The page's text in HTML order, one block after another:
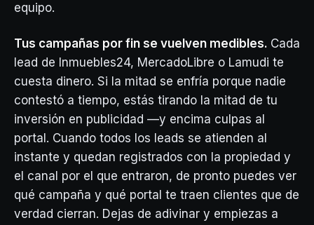
equipo.
Tus campañas por fin se vuelven medibles. Cada
lead de Inmuebles24, MercadoLibre o Lamudi te
cuesta dinero. Si la mitad se enfría porque nadie
contestó a tiempo, estás tirando la mitad de tu
inversión en publicidad —y encima culpas al
portal. Cuando todos los leads se atienden al
instante y quedan registrados con la propiedad y
el canal por el que entraron, de pronto puedes ver
qué campaña y qué portal te traen clientes que de
verdad cierran. Dejas de adivinar y empiezas a